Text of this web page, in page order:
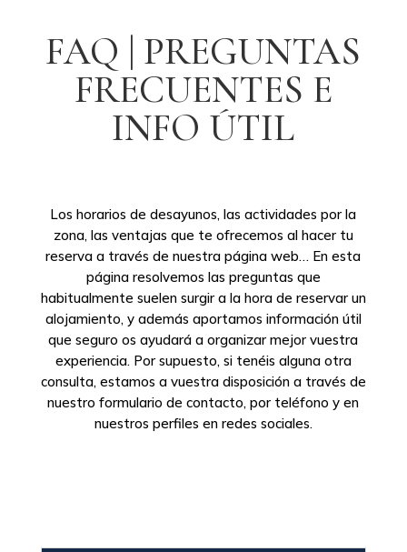
FAQ | PREGUNTAS
FRECUENTES E
INFO ÚTIL
Los horarios de desayunos, las actividades por la
zona, las ventajas que te ofrecemos al hacer tu
reserva a través de nuestra página web… En esta
página resolvemos las preguntas que
habitualmente suelen surgir a la hora de reservar un
alojamiento, y además aportamos información útil
que seguro os ayudará a organizar mejor vuestra
experiencia. Por supuesto, si tenéis alguna otra
consulta, estamos a vuestra disposición a través de
nuestro formulario de contacto, por teléfono y en
nuestros perfiles en redes sociales.